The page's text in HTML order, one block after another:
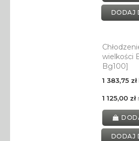
DODAJ
wielkości
Bg100]
1 383,75 zł
1 125,00 zł
DODAJ